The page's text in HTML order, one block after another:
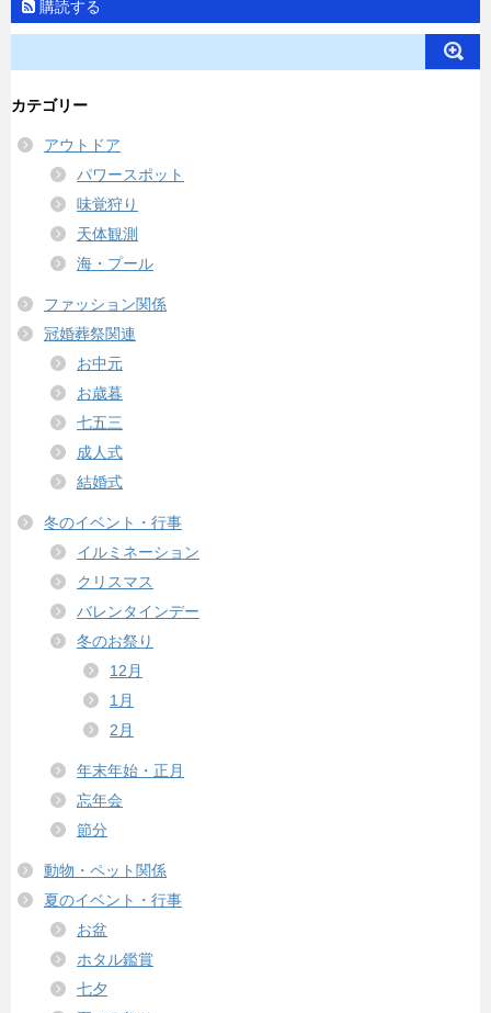
購読する
カテゴリー
アウトドア
パワースポット
味覚狩り
天体観測
海・プール
ファッション関係
冠婚葬祭関連
お中元
お歳暮
七五三
成人式
結婚式
冬のイベント・行事
イルミネーション
クリスマス
バレンタインデー
冬のお祭り
12月
1月
2月
年末年始・正月
忘年会
節分
動物・ペット関係
夏のイベント・行事
お盆
ホタル鑑賞
七夕